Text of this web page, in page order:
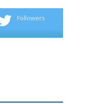
Followers